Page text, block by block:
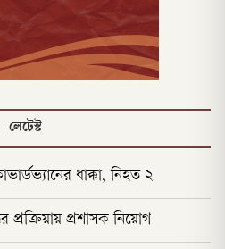
লেটেস্ট
ধাক্কা, নিহত ২
প্রক্রিয়ায় প্রশাসক নিয়োগ